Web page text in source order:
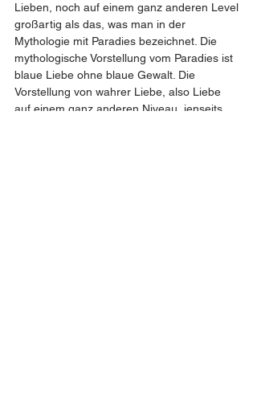
Lieben, noch auf einem ganz anderen Level
großartig als das, was man in der
Mythologie mit Paradies bezeichnet. Die
mythologische Vorstellung vom Paradies ist
blaue Liebe ohne blaue Gewalt. Die
Vorstellung von wahrer Liebe, also Liebe
auf einem ganz anderen Niveau, jenseits